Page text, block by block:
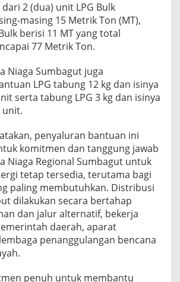
d
T
e
m
n
a
l
e
u
k
K
b
u
n
g
S
a
l
u
k
2 (dua) unit LPG Bulk
masing 15 Metrik Ton (MT),
berisi 11 MT yang total
77 Metrik Ton.
Niaga Sumbagut juga
LPG tabung 12 kg dan isinya
serta tabung LPG 3 kg dan isinya
unit.
penyaluran bantuan ini
komitmen dan tanggung jawab
Niaga Regional Sumbagut untuk
tetap tersedia, terutama bagi
paling membutuhkan. Distribusi
dilakukan secara bertahap
dan jalur alternatif, bekerja
daerah, aparat
penanggulangan bencana
penuh untuk membantu